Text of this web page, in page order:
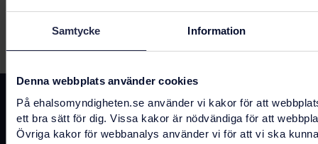
Samtycke Information
Denna webbplats använder cookies
På ehalsomyndigheten.se använder vi kakor för att
ett bra sätt för dig. Vissa kakor är nödvändiga för att
Övriga kakor för webbanalys använder vi för att vi ska
Kontakta oss
registrator@ehalsomyndigheten.se